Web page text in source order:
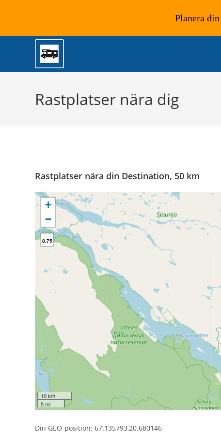
Rastplatser nära dig
Rastplatser nära din Destination, 50 km
+
−
8.75
10 km
5 mi
Din GEO-position: 67.135793,20.680146
Planera